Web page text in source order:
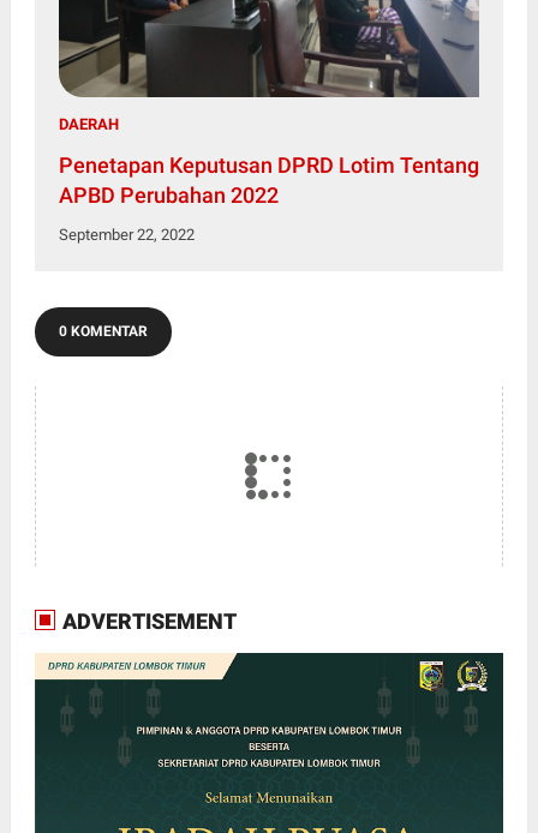
DAERAH
Penetapan Keputusan DPRD Lotim Tentang
APBD Perubahan 2022
September 22, 2022
0 KOMENTAR
ADVERTISEMENT